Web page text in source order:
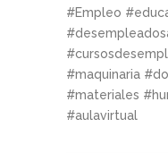
#Empleo
#maquinaria
#materiales
#aulavirtual